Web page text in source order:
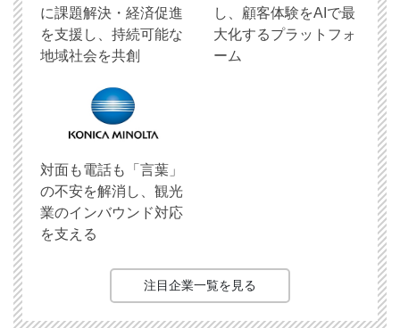
に課題解決・経済促進
を支援し、持続可能な
地域社会を共創
し、顧客体験をAIで最
大化するプラットフォ
ーム
対面も電話も「言葉」
の不安を解消し、観光
業のインバウンド対応
を支える
注目企業一覧を見る